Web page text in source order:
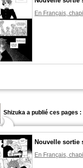
En Français,
Shizuka a publié ces pages :
Nouvelle sortie
En Français,